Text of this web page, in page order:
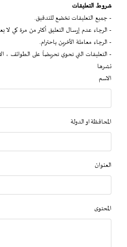
شروط التعليقات
- جميع التعليقات تخضع للتدقيق.
- الرجاء عدم إرسال التعليق أكثر من مرة كي لا
- الرجاء معاملة الآخرين باحترام.
- التعليقات التي تحوي تحريضاً على الطوائف
نشرها
الاسم
المحافظة او الدولة
العنوان
المحتوى